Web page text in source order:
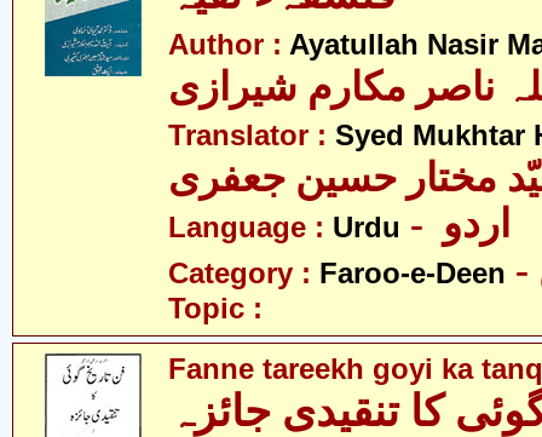
Author : Ayatullah Nasir
ناصر مکارم شیرازی
Translator : Syed Mukhtar
Language : Urdu
Category : Faroo-e-Deen
Topic :
Fanne tareekh goyi ka
کا تنقیدی جائزہ